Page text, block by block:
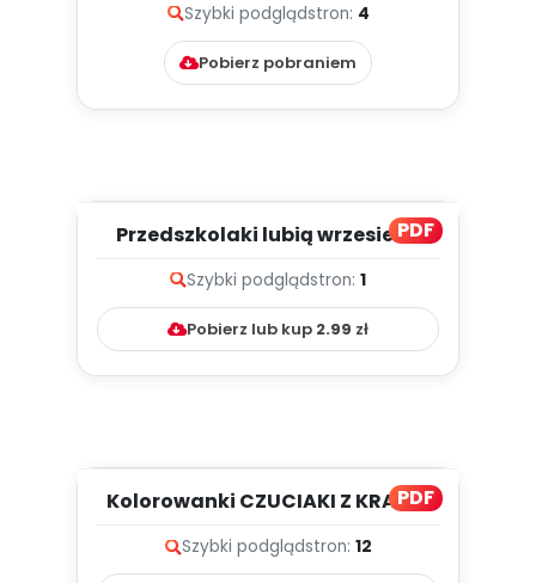
Szybki podglądstron: 4
Pobierz pobraniem
PDF
Przedszkolaki lubią wrzesień -
Szybki podglądstron: 1
Pobierz lub kup 2.99 zł
PDF
Kolorowanki CZUCIAKI Z KRAINY
Szybki podglądstron: 12